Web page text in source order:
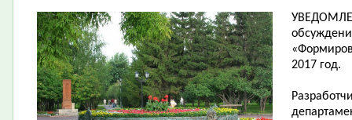
2017 год.